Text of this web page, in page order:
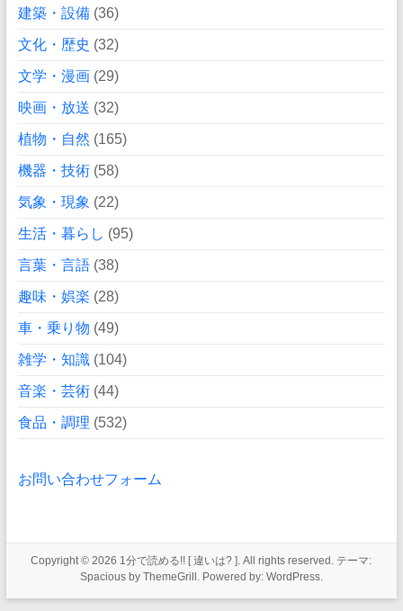
建築・設備(36)
文化・歴史 (32)
文学・漫画(29)
映画・放送 (32)
植物・自然 (165)
機器・技術(58)
気象・現象 (22)
生活・暮らし (95)
言葉・言語(38)
趣味・娯楽 (28)
車・乗り物 (49)
雑学・知識(104)
音楽・芸術(44)
食品・調理 (532)
お問い合わせフォーム
Copyright © 2026 1分で読める!! [ 違いは? ] . All rights reserved. テーマ:
Spaciousby ThemeGrill. Powered by: WordPress.